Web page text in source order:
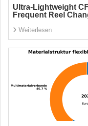
Ultra-Lightweight
Frequent Reel
Weiterlesen